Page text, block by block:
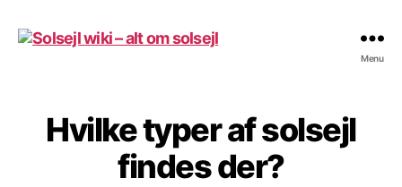
Menu
Hvilke typer af solsejl
findes der?